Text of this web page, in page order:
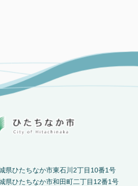
ひたちなか市東石川2丁目10番1号
ひたちなか市和田町二丁目12番1号